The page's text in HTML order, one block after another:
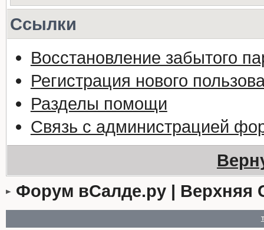
Ссылки
Восстановление забытого
Регистрация нового
Разделы помощи
Связь с администрацией
Форум вСалде.ру | Верхняя